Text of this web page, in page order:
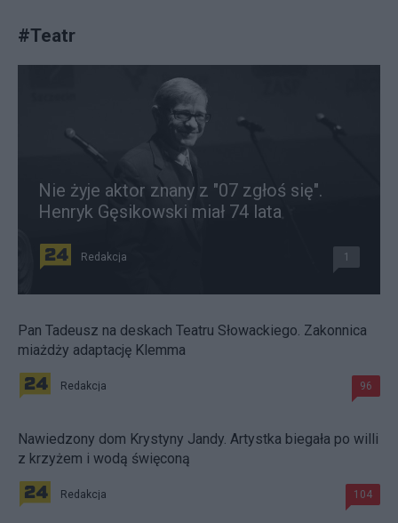
#Teatr
Nie żyje aktor znany z "07 zgłoś się".
Henryk Gęsikowski miał 74 lata
Redakcja 1
Pan Tadeusz na deskach Teatru Słowackiego. Zakonnica
miażdży adaptację Klemma
Redakcja 96
Nawiedzony dom Krystyny Jandy. Artystka biegała po willi
z krzyżem i wodą święconą
Redakcja 104